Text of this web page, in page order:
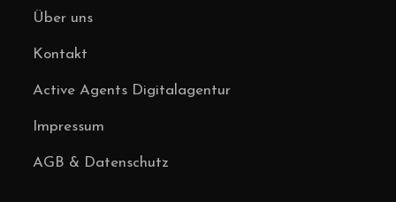
Über uns
Kontakt
Active Agents Digitalagentur
Impressum
AGB & Datenschutz